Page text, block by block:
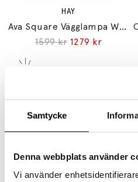
Samtycke
Denna webbplats använder
Vi använder
HAY
Ava Square Vägglampa White
1599 kr 1279 kr
HAY
Ono Taklampa/Vägglampa Flush Mount 200 White Opal Acrylic IP44